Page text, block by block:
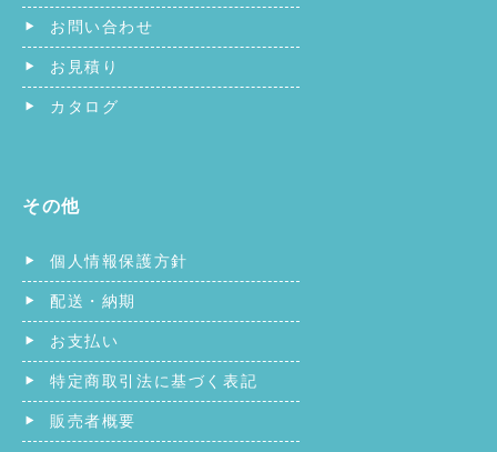
お問い合わせ
お見積り
カタログ
その他
個人情報保護方針
配送・納期
お支払い
特定商取引法に基づく表記
販売者概要